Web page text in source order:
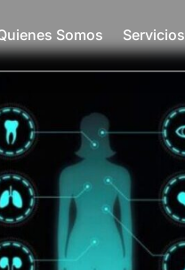
Somos Servicios